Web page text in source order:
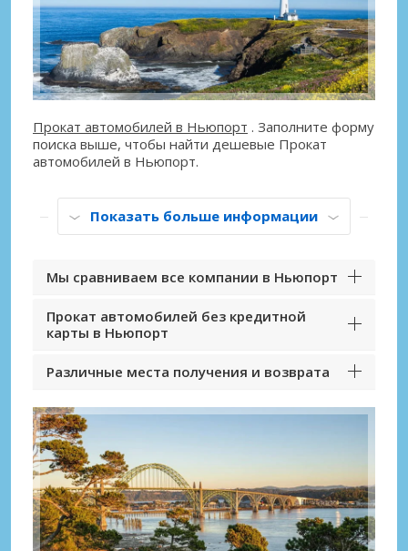
Прокат автомобилей в Ньюпорт . Заполните форму
поиска выше, чтобы найти дешевые Прокат
автомобилей в Ньюпорт.
Показать больше информации
Мы сравниваем все компании в Ньюпорт
Прокат автомобилей без кредитной
карты в Ньюпорт
Различные места получения и возврата